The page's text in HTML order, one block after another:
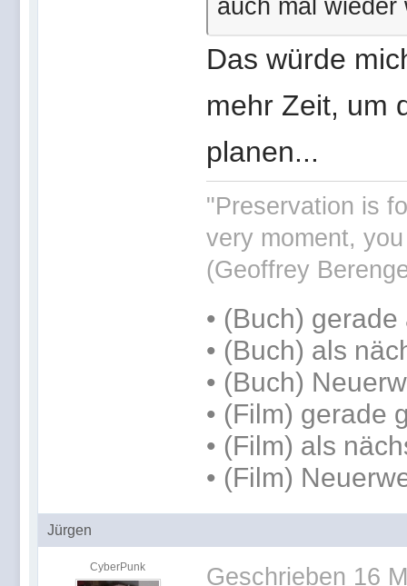
auch mal
Das würde
mehr Zeit, um
planen...
"Preservation is
very moment,
(Geoffrey
• (Buch) gerade
• (Buch) als
• (Buch)
• (Film) gerade
• (Film) als
• (Film)
Jürgen
CyberPunk Geschrieben 16